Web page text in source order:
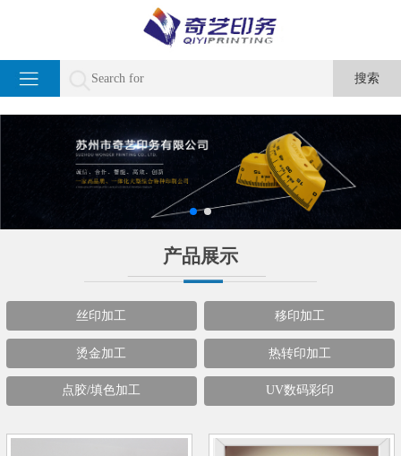
产品展示
丝印加工 移印加工
烫金加工 热转印加工
点胶/填色加工 UV数码彩印